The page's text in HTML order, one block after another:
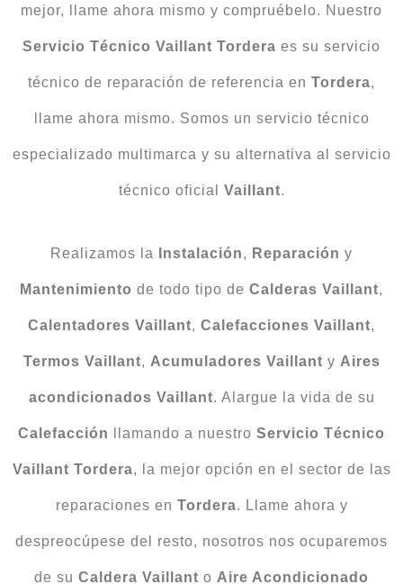
mejor, llame ahora mismo y compruébelo. Nuestro
Servicio Técnico Vaillant Tordera es su servicio
técnico de reparación de referencia en Tordera,
llame ahora mismo. Somos un servicio técnico
especializado multimarca y su alternativa al servicio
técnico oficial Vaillant.
Realizamos la Instalación, Reparación y
Mantenimiento de todo tipo de Calderas Vaillant,
Calentadores Vaillant, Calefacciones Vaillant,
Termos Vaillant, Acumuladores Vaillant y Aires
acondicionados Vaillant. Alargue la vida de su
Calefacción llamando a nuestro Servicio Técnico
Vaillant Tordera, la mejor opción en el sector de las
reparaciones en Tordera. Llame ahora y
despreocúpese del resto, nosotros nos ocuparemos
de su Caldera Vaillant o Aire Acondicionado